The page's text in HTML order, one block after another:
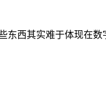
东西其实难于体现在数